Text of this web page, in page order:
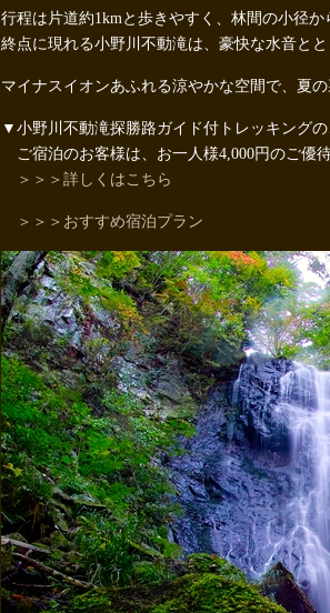
行程は片道約1kmと歩きやすく、林間の小径
終点に現れる小野川不動滝は、豪快な水音と
マイナスイオンあふれる涼やかな空間で、夏
▼小野川不動滝探勝路ガイド付トレッキングの
ご宿泊のお客様は、お一人様4,000円のご優
＞＞＞詳しくはこちら
＞＞＞おすすめ宿泊プラン